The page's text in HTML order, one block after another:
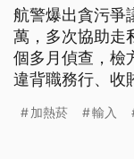
航警爆出貪污爭
萬，多次協助走
個多月偵查，檢
違背職務行、收
加熱菸 輸入